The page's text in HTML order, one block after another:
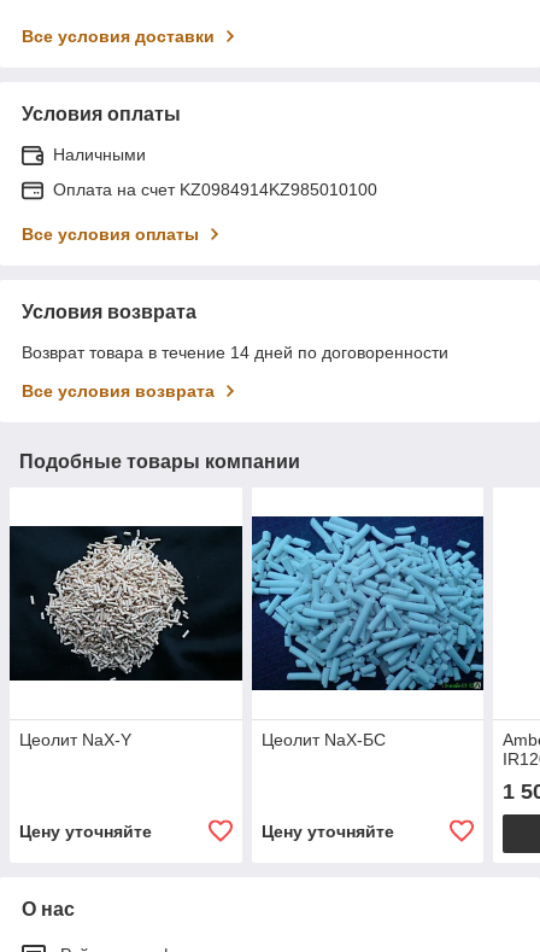
Все условия доставки
Условия оплаты
Наличными
Оплата на счет KZ0984914KZ985010100
Все условия оплаты
Условия возврата
Возврат товара в течение 14 дней по договоренности
Все условия возврата
Подобные товары компании
Цеолит NaX-Y
Цену уточняйте
Цеолит NaХ-БС
Цену уточняйте
1
О нас